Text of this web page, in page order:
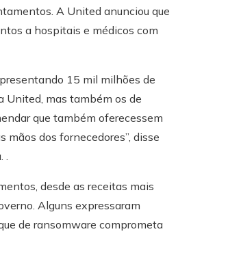
A United anunciou que
a hospitais e médicos com
15 mil milhões de
United, mas também os de
que também oferecessem
mãos dos fornecedores”, disse
.
desde as receitas mais
Alguns expressaram
de ransomware comprometa